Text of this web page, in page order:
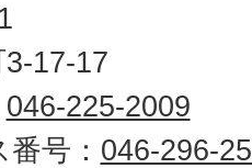
17-17
046-225-2009
号： 046-296-